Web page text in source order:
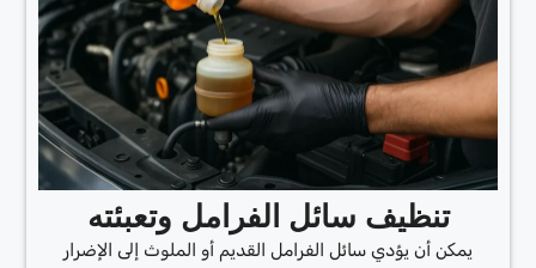
تنظيف سائل الفرامل وتعبئته
يمكن أن يؤدي سائل الفرامل القديم أو الملوث إلى الإضرار